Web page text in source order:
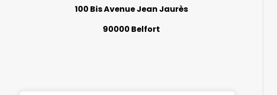
100 Bis Avenue Jean Jaurès
90000 Belfort